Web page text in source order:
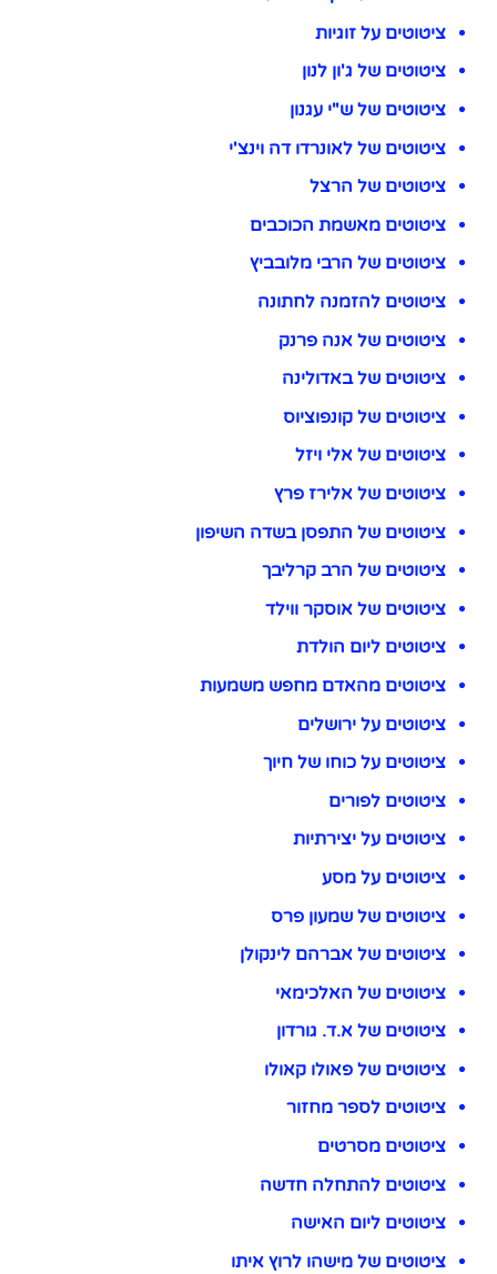
ציטוטים על זוגיות
ציטוטים של ג'ון לנון
ציטוטים של ש"י עגנון
ציטוטים של לאונרדו דה וינצ'י
ציטוטים של הרצל
ציטוטים מאשמת הכוכבים
ציטוטים של הרבי מלובביץ
ציטוטים להזמנה לחתונה
ציטוטים של אנה פרנק
ציטוטים של באדולינה
ציטוטים של קונפוציוס
ציטוטים של אלי ויזל
ציטוטים של אלירז פרץ
ציטוטים של התפסן בשדה השיפון
ציטוטים של הרב קרליבך
ציטוטים של אוסקר ווילד
ציטוטים ליום הולדת
ציטוטים מהאדם מחפש משמעות
ציטוטים על ירושלים
ציטוטים על כוחו של חיוך
ציטוטים לפורים
ציטוטים על יצירתיות
ציטוטים על מסע
ציטוטים של שמעון פרס
ציטוטים של אברהם לינקולן
ציטוטים של האלכימאי
ציטוטים של א.ד. גורדון
ציטוטים של פאולו קאולו
ציטוטים לספר מחזור
ציטוטים מסרטים
ציטוטים להתחלה חדשה
ציטוטים ליום האישה
ציטוטים של מישהו לרוץ איתו